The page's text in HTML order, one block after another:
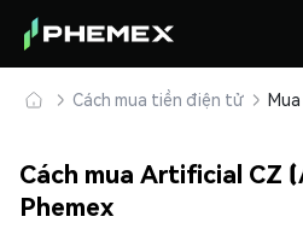
Cách mua tiền điện tử
Cách mua Artificial CZ
Phemex